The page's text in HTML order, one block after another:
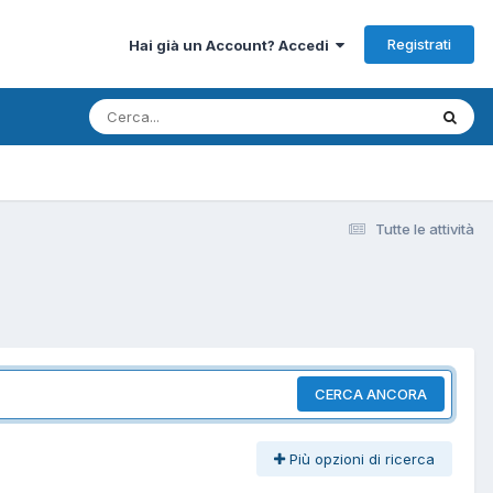
Hai già un Account? Accedi Registrati
Tutte le attività
CERCA ANCORA
Più opzioni di ricerca